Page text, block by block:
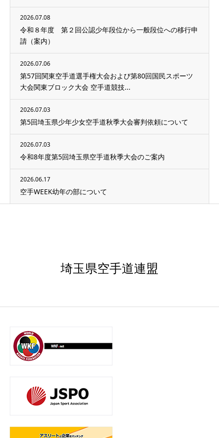
2026.07.08
令和８年度 第２回公認少年段位から一般段位への移行申
請（案内）
2026.07.06
第57回関東空手道選手権大会および第80回国民スポーツ
大会関東ブロック大会 空手道競技...
2026.07.03
第5回埼玉県少年少女空手道秋季大会審判依頼について
2026.07.03
令和8年度第5回埼玉県空手道秋季大会のご案内
2026.06.17
空手WEEK幼年の部について
埼玉県空手道連盟